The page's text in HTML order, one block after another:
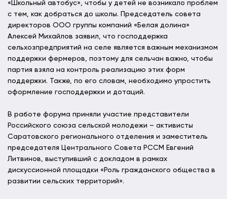
«Школьный автобус», чтобы у детей не возникало проблем
с тем, как добраться до школы. Председатель совета
директоров ООО группы компаний «Белая долина»
Алексей Михайлов заявил, что господдержка
сельхозпредприятий на селе является важным механизмом
поддержки фермеров, поэтому для сельчан важно, чтобы
партия взяла на контроль реализацию этих форм
поддержки. Также, по его словам, необходимо упростить
оформление господдержки и дотаций.
В работе форума приняли участие представители
Российского союза сельской молодежи – активисты
Саратовского регионального отделения и заместитель
председателя Центрального Совета РССМ Евгений
Литвинов, выступивший с докладом в рамках
дискуссионной площадки «Роль гражданского общества в
развитии сельских территорий».